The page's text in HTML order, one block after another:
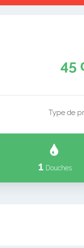
45
Type de
1 Douches